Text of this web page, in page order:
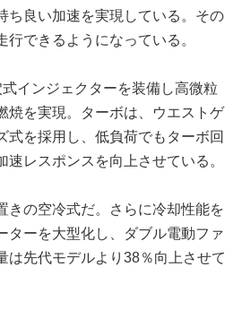
ち良い加速を実現している。その
できるようになっている。
インジェクターを装備し高微粒
焼を実現。ターボは、ウエストゲ
式を採用し、低負荷でもターボ回
レスポンスを向上させている。
きの空冷式だ。さらに冷却性能を
ターを大型化し、ダブル電動ファ
は先代モデルより38％向上させて